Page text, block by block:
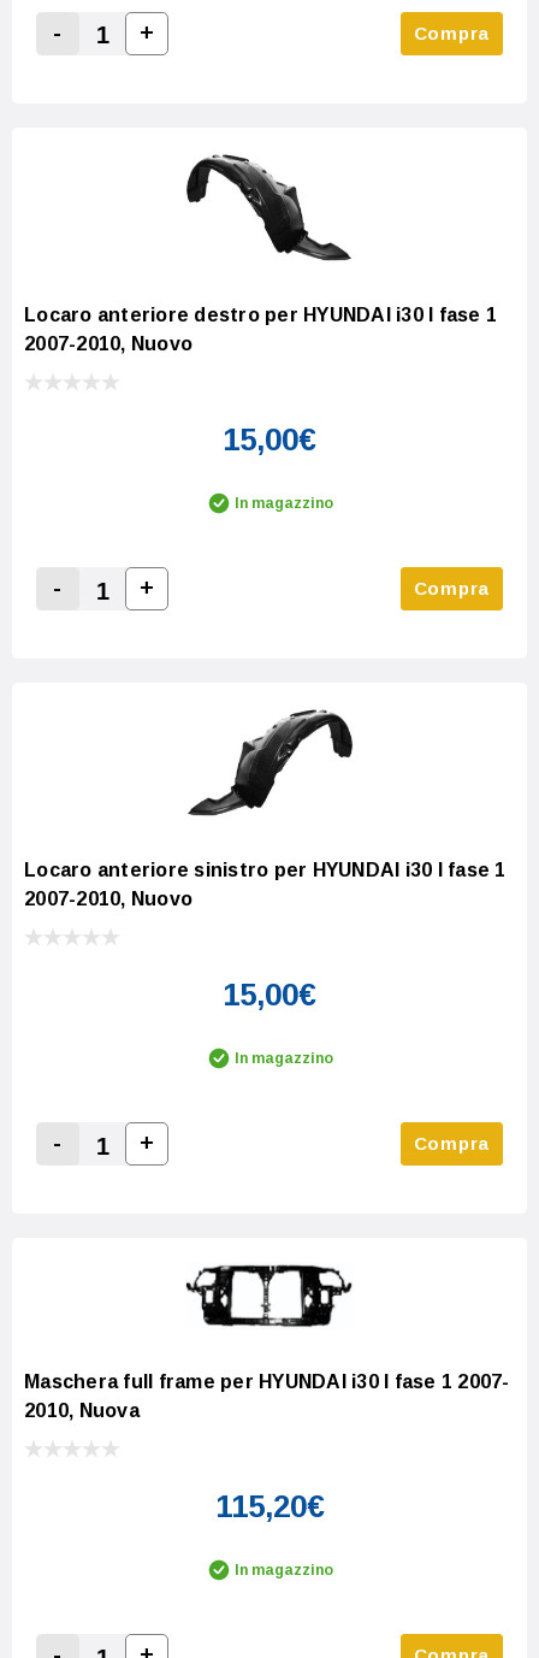
Decrease Quantity:
-
Increase Quantity:
+ Compra
Locaro anteriore destro per HYUNDAI i30 I fase 1
2007-2010, Nuovo
15,00€
In magazzino
Decrease Quantity:
-
Increase Quantity:
+ Compra
Locaro anteriore sinistro per HYUNDAI i30 I fase 1
2007-2010, Nuovo
15,00€
In magazzino
Decrease Quantity:
-
Increase Quantity:
+ Compra
Maschera full frame per HYUNDAI i30 I fase 1 2007-
2010, Nuova
115,20€
In magazzino